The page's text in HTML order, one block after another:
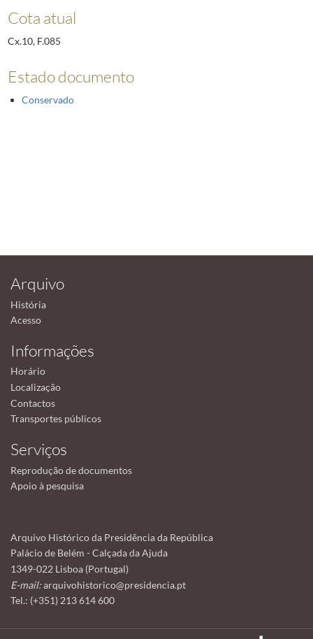
Cota atual
Cx.10, F.085
Estado documento
Conservado
Arquivo
História
Acesso
Informações
Horário
Localização
Contactos
Transportes públicos
Serviços
Reprodução de documentos
Apoio à pesquisa
Arquivo Histórico da Presidência da República
Palácio de Belém - Calçada da Ajuda
1349-022 Lisboa (Portugal)
E-mail:arquivohistorico@presidencia.pt
Tel.: (+351) 213 614 600